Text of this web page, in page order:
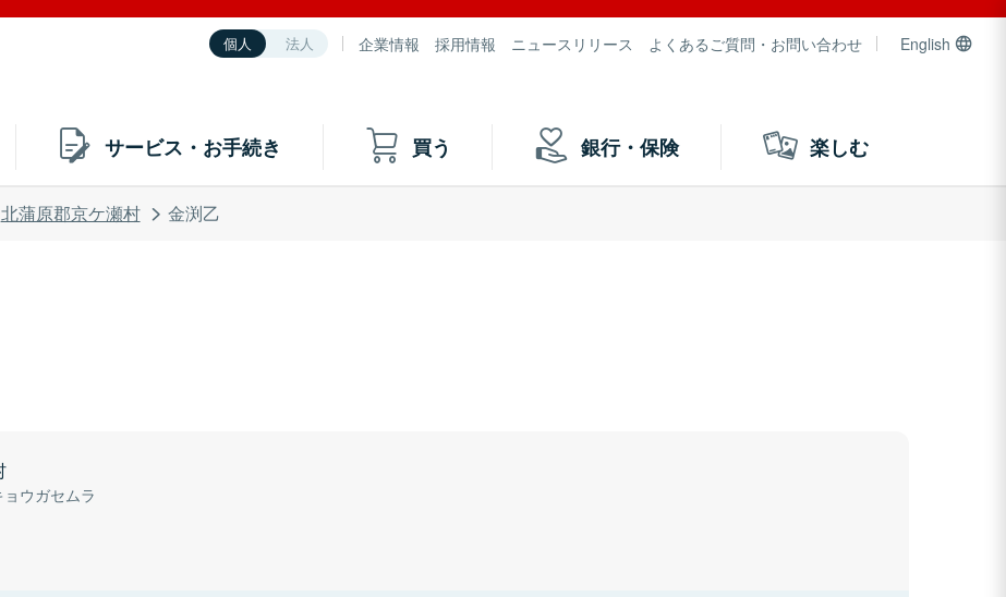
個人 法人 企業情報 採用情報 ニュースリリース よくあるご質問・お問い合わせ English
サービス・お手続き 買う 銀行・保険 楽しむ
北蒲原郡京ケ瀬村 金渕乙
ウガセムラ